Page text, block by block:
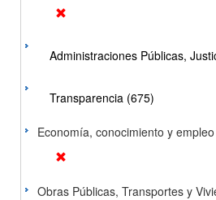
Administraciones Públicas,
Transparencia (675)
Economía, conocimiento y empleo
Obras Públicas, Transportes y